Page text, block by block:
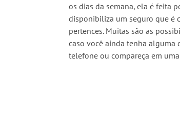
os dias da semana, ela é feita
disponibiliza um seguro que é
pertences. Muitas são as
caso você ainda tenha
telefone ou compareça em